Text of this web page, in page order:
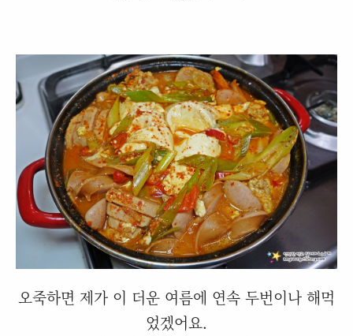
오죽하면 제가 이 더운 여름에 연속 두번이나 해먹
었겠어요.